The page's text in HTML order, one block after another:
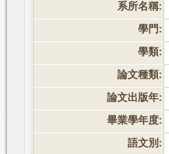
系所名稱:
學門:
學類:
論文種類:
論文出版年:
畢業學年度:
語文別: